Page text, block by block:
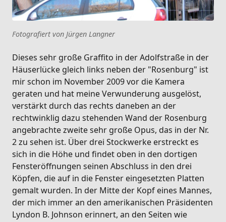
Fotografiert von Jürgen Langner
Dieses sehr große Graffito in der Adolfstraße in der
Häuserlücke gleich links neben der "Rosenburg" ist
mir schon im November 2009 vor die Kamera
geraten und hat meine Verwunderung ausgelöst,
verstärkt durch das rechts daneben an der
rechtwinklig dazu stehenden Wand der Rosenburg
angebrachte zweite sehr große Opus, das in der Nr.
2 zu sehen ist. Über drei Stockwerke erstreckt es
sich in die Höhe und findet oben in den dortigen
Fensteröffnungen seinen Abschluss in den drei
Köpfen, die auf in die Fenster eingesetzten Platten
gemalt wurden. In der Mitte der Kopf eines Mannes,
der mich immer an den amerikanischen Präsidenten
Lyndon B. Johnson erinnert, an den Seiten wie